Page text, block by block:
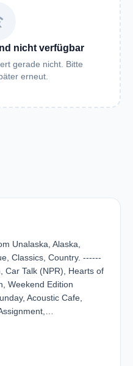
nicht verfügbar
gerade nicht. Bitte
erneut.
Unalaska, Alaska,
Classics, Country. ------
Car Talk (NPR), Hearts of
Weekend Edition
Acoustic Cafe,